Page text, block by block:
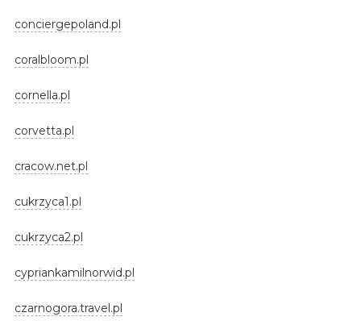
conciergepoland.pl
coralbloom.pl
cornella.pl
corvetta.pl
cracow.net.pl
cukrzyca1.pl
cukrzyca2.pl
cypriankamilnorwid.pl
czarnogora.travel.pl